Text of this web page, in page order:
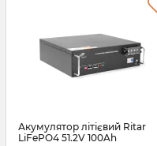
Акумулятор літієвий Ritar
LiFePO4 51.2V 100Ah